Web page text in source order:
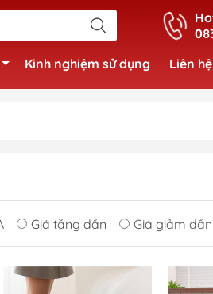
Kinh nghiệm sử dụng Liên hệ
Giá tăng dần Giá giảm dần